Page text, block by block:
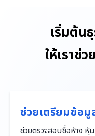
เริ่มต้น
ให้เราช่
ช่วยเตรียมข้อ
ช่วยตรวจสอบชื่อห้าง หุ้